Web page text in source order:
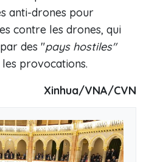
anti-drones pour
contre les drones, qui
des "pays hostiles"
provocations.
Xinhua/VNA/CVN